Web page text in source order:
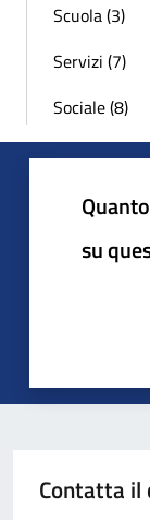
Scuola (3)
Servizi (7)
Sociale (8)
su
Contatta il